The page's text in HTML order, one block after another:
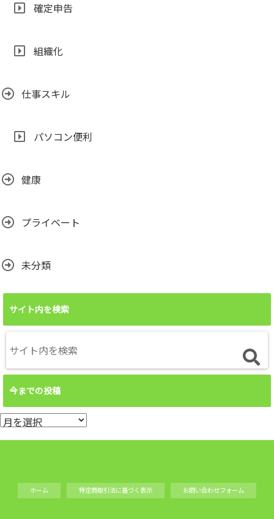
確定申告
組織化
仕事スキル
パソコン便利
健康
プライベート
未分類
サイト内を検索
今までの投稿
今
ホーム 特定商取引法に基づく表示 お問い合わせフォーム